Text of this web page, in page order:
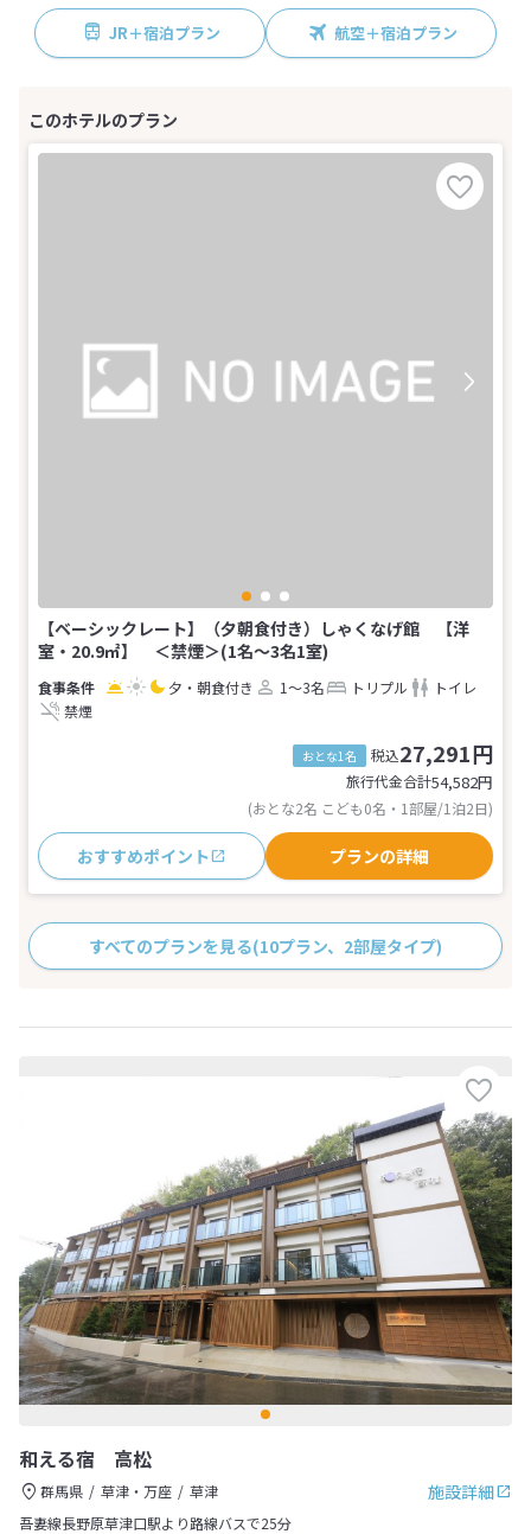
JR＋宿泊プラン 航空＋宿泊プラン
【ベーシックレート】（夕朝食付き）しゃくなげ館 【洋
室・20.9㎡】 ＜禁煙＞(1名～3名1室)
夕・朝食付き 1～3名 トリプル
トイレ
禁煙
おとな1名 税込27,291円
旅行代金合計54,582円
(おとな2名 こども0名・1部屋/1泊2日)
おすすめポイント プランの詳細
すべてのプランを見る(10プラン、2部屋タイプ)
和える宿 高松
施設詳細
群馬県 草津・万座
草津
吾妻線長野原草津口駅より路線バスで25分